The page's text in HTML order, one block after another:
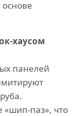
хаусом
панелей
«шип-паз», что